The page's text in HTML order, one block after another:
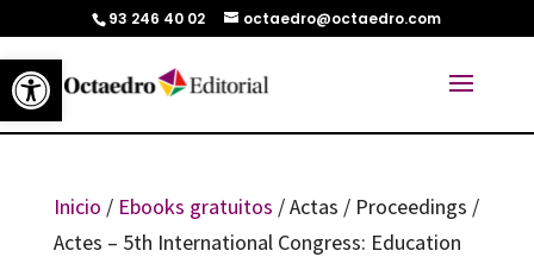
Abrir barra de herramientas
93 246 40 02 octaedro@octaedro.com
Inicio / Ebooks gratuitos / Actas / Proceedings /
Actes – 5th International Congress: Education